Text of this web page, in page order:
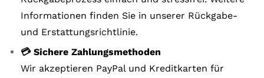
Informationen finden Sie in unserer Rückgabe-
und Erstattungsrichtlinie.
💳 Sichere Zahlungsmethoden
Wir akzeptieren PayPal und Kreditkarten für